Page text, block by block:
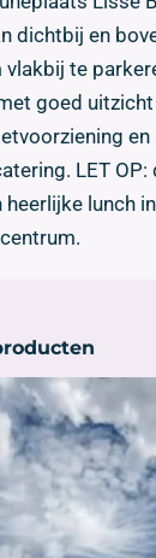
dichtbij en
te
goed
LET
heerlijke lunch